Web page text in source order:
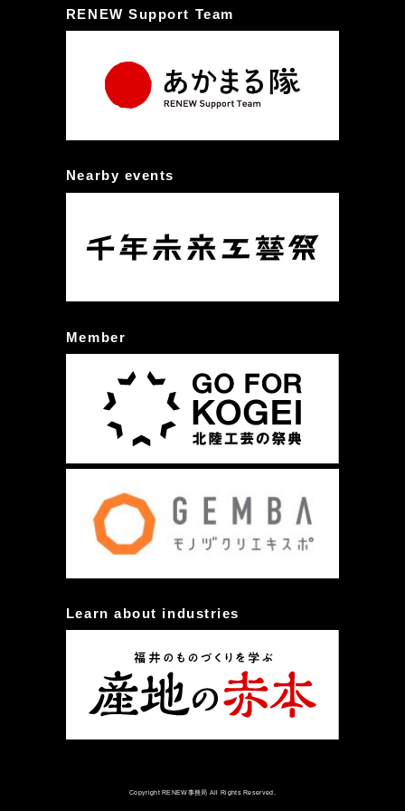
RENEW Support Team
Nearby events
Member
Learn about industries
Copyright RENEW事務局 All Rights Reserved.